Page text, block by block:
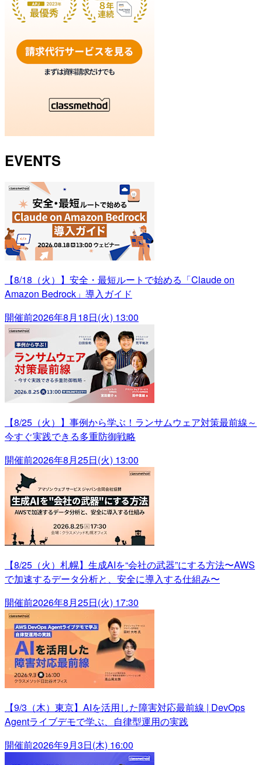
EVENTS
【8/18（火）】安全・最短ルートで始める「Claude on
Amazon Bedrock」導入ガイド
開催前2026年8月18日(火) 13:00
【8/25（火）】事例から学ぶ！ランサムウェア対策最前線～
今すぐ実践できる多重防御戦略
開催前2026年8月25日(火) 13:00
【8/25（火）札幌】生成AIを“会社の武器”にする方法〜AWS
で加速するデータ分析と、安全に導入する仕組み〜
開催前2026年8月25日(火) 17:30
【9/3（木）東京】AIを活用した障害対応最前線 | DevOps
Agentライブデモで学ぶ、自律型運用の実践
開催前2026年9月3日(木) 16:00